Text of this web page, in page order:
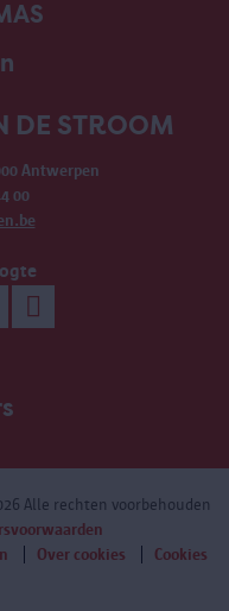
DE STROOM
Antwerpen
00
Alle rechten voorbehouden
Over cookies
Cookies